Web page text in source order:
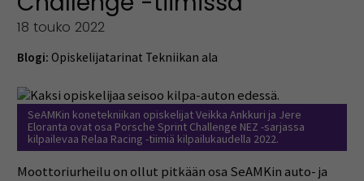
18 touko 2022
Blogi: Opiskelijatarinat Tekniikan ala
SeAMKin konetekniikan opiskelijat Veikka Ankkuri ja Jere
Eloranta ovat osa Porsche Sprint Challenge NEZ -sarjassa
kilpailevaa Relaa Racing -tiimiä kilpailukaudella 2022.
Moottoriurheilu on ollut pitkään osa SeAMKin auto- ja